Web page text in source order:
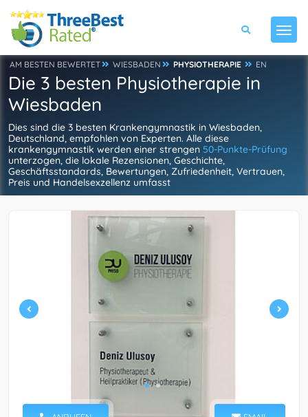
AM BESTEN BEWERTET WIESBADEN PHYSIOTHERAPIE EN
Die 3 besten Physiotherapie in
Wiesbaden
Dies sind die 3 besten Krankengymnastik in Wiesbaden,
Deutschland, empfohlen von Experten. Alle diese
krankengymnastik werden einer strengen 50-Punkte-Prüfung
unterzogen, die lokale Rezensionen, Geschichte,
Geschäftsstandards, Bewertungen, Zufriedenheit, Vertrauen,
Preis und Handelsexzellenz umfasst